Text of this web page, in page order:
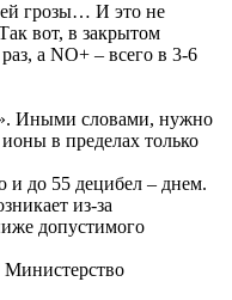
грозы… И это не
вот, в закрытом
а NO+ – всего в 3-6
Иными словами, нужно
в пределах только
до 55 децибел – днем.
из-за
допустимого
Министерство